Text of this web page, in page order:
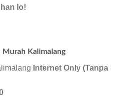
lo!
Murah Kalimalang
Internet Only (Tanpa